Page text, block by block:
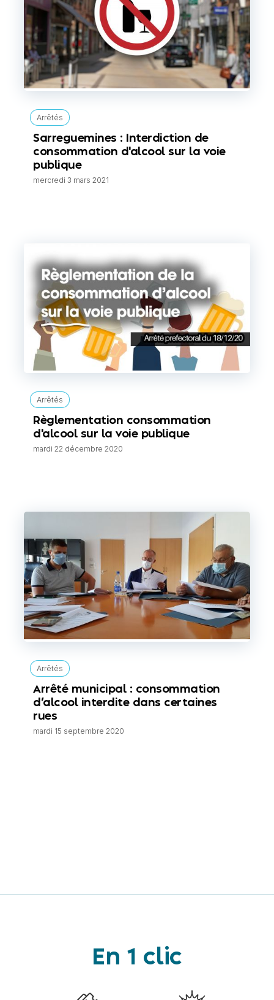
Arrêtés
Sarreguemines : Interdiction de
consommation d'alcool sur la voie
publique
mercredi 3 mars 2021
Arrêtés
Règlementation consommation
d'alcool sur la voie publique
mardi 22 décembre 2020
Arrêtés
Arrêté municipal : consommation
d’alcool interdite dans certaines
rues
mardi 15 septembre 2020
En 1 clic